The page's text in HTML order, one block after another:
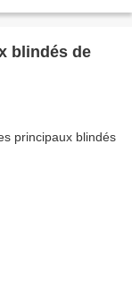
blindés de